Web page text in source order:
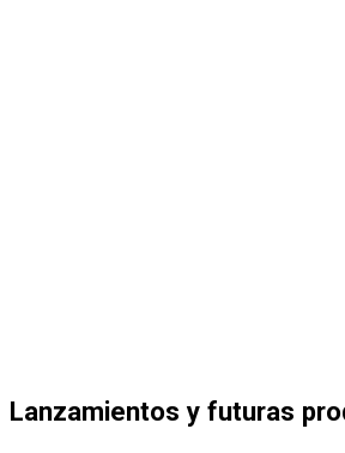
Lanzamientos y futuras